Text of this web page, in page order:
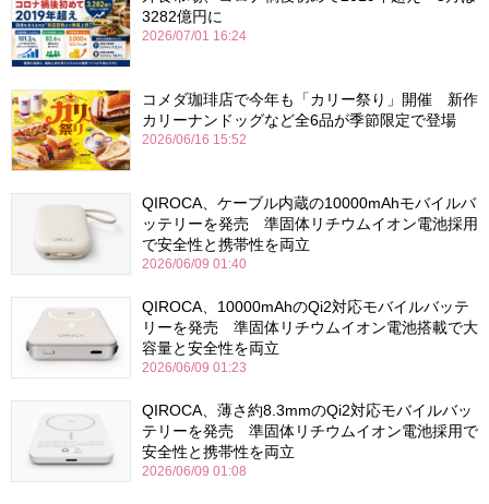
3282億円に
2026/07/01 16:24
コメダ珈琲店で今年も「カリー祭り」開催 新作
カリーナンドッグなど全6品が季節限定で登場
2026/06/16 15:52
QIROCA、ケーブル内蔵の10000mAhモバイルバ
ッテリーを発売 準固体リチウムイオン電池採用
で安全性と携帯性を両立
2026/06/09 01:40
QIROCA、10000mAhのQi2対応モバイルバッテ
リーを発売 準固体リチウムイオン電池搭載で大
容量と安全性を両立
2026/06/09 01:23
QIROCA、薄さ約8.3mmのQi2対応モバイルバッ
テリーを発売 準固体リチウムイオン電池採用で
安全性と携帯性を両立
2026/06/09 01:08